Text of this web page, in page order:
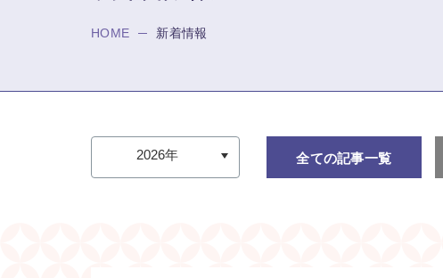
HOME 新着情報
全ての記事一覧